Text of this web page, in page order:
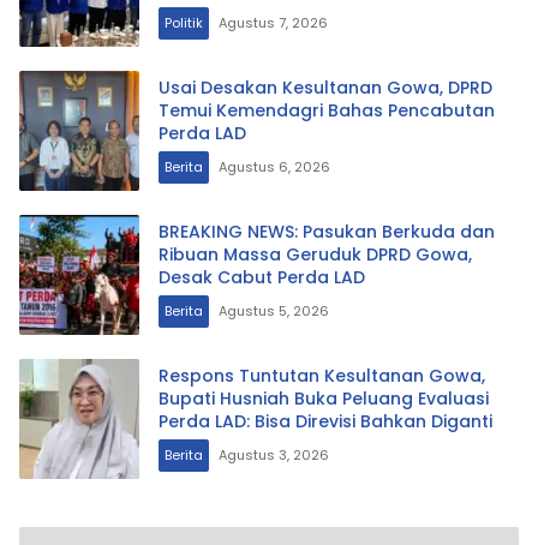
Politik Agustus 7, 2026
Usai Desakan Kesultanan Gowa, DPRD
Temui Kemendagri Bahas Pencabutan
Perda LAD
Berita Agustus 6, 2026
BREAKING NEWS: Pasukan Berkuda dan
Ribuan Massa Geruduk DPRD Gowa,
Desak Cabut Perda LAD
Berita Agustus 5, 2026
Respons Tuntutan Kesultanan Gowa,
Bupati Husniah Buka Peluang Evaluasi
Perda LAD: Bisa Direvisi Bahkan Diganti
Berita Agustus 3, 2026